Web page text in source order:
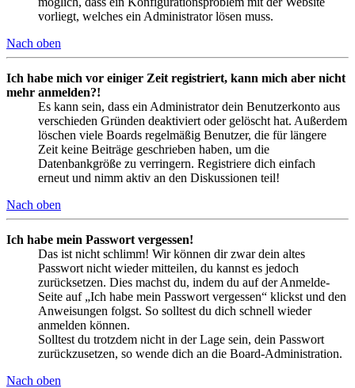
vorliegt, welches ein Administrator lösen muss.
Nach oben
Ich habe mich vor einiger Zeit registriert, kann mich aber nicht
mehr anmelden?!
Es kann sein, dass ein Administrator dein Benutzerkonto aus
verschieden Gründen deaktiviert oder gelöscht hat. Außerdem
löschen viele Boards regelmäßig Benutzer, die für längere
Zeit keine Beiträge geschrieben haben, um die
Datenbankgröße zu verringern. Registriere dich einfach
erneut und nimm aktiv an den Diskussionen teil!
Nach oben
Ich habe mein Passwort vergessen!
Das ist nicht schlimm! Wir können dir zwar dein altes
Passwort nicht wieder mitteilen, du kannst es jedoch
zurücksetzen. Dies machst du, indem du auf der Anmelde-
Seite auf „Ich habe mein Passwort vergessen“ klickst und den
Anweisungen folgst. So solltest du dich schnell wieder
anmelden können.
Solltest du trotzdem nicht in der Lage sein, dein Passwort
zurückzusetzen, so wende dich an die Board-Administration.
Nach oben